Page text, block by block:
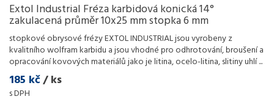
Extol Industrial Fréza karbidová konická 14°
zakulacená průměr 10x25 mm stopka 6 mm
stopkové obrysové frézy EXTOL INDUSTRIAL jsou vyrobeny z
kvalitního wolfram karbidu a jsou vhodné pro odhrotování, broušení a
opracování kovových materiálů jako je litina, ocelo-litina, slitiny uhlí...
185 kč/ ks
s DPH